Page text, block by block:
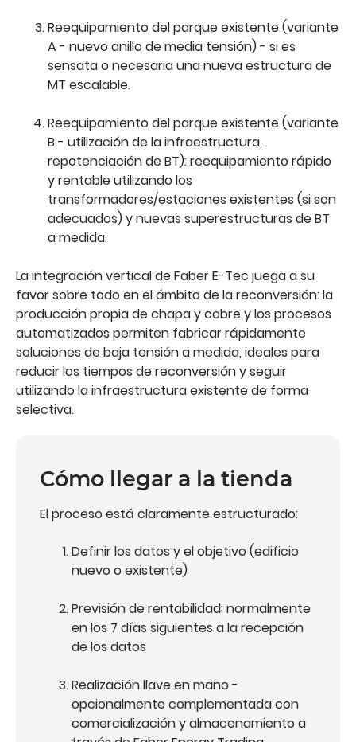
Reequipamiento del parque existente (variante
A - nuevo anillo de media tensión) - si es
sensata o necesaria una nueva estructura de
MT escalable.
Reequipamiento del parque existente (variante
B - utilización de la infraestructura,
repotenciación de BT): reequipamiento rápido
y rentable utilizando los
transformadores/estaciones existentes (si son
adecuados) y nuevas superestructuras de BT
a medida.
La integración vertical de Faber E-Tec juega a su
favor sobre todo en el ámbito de la reconversión: la
producción propia de chapa y cobre y los procesos
automatizados permiten fabricar rápidamente
soluciones de baja tensión a medida, ideales para
reducir los tiempos de reconversión y seguir
utilizando la infraestructura existente de forma
selectiva.
Cómo llegar a la tienda
El proceso está claramente estructurado:
Definir los datos y el objetivo (edificio
nuevo o existente)
Previsión de rentabilidad: normalmente
en los 7 días siguientes a la recepción
de los datos
Realización llave en mano -
opcionalmente complementada con
comercialización y almacenamiento a